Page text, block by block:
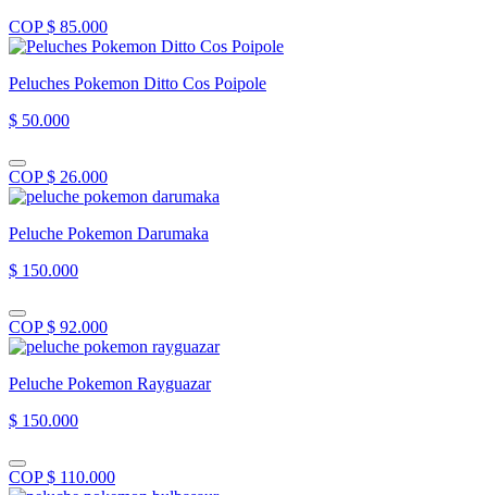
COP $ 85.000
Peluches Pokemon Ditto Cos Poipole
$ 50.000
COP $ 26.000
Peluche Pokemon Darumaka
$ 150.000
COP $ 92.000
Peluche Pokemon Rayguazar
$ 150.000
COP $ 110.000